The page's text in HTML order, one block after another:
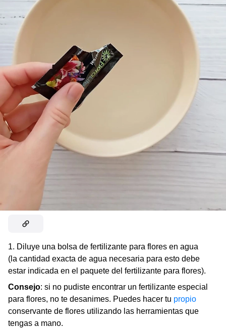
1. Diluye una bolsa de fertilizante para flores en agua
(la cantidad exacta de agua necesaria para esto debe
estar indicada en el paquete del fertilizante para flores).
Consejo: si no pudiste encontrar un fertilizante especial
para flores, no te desanimes. Puedes hacer tu propio
conservante de flores utilizando las herramientas que
tengas a mano.